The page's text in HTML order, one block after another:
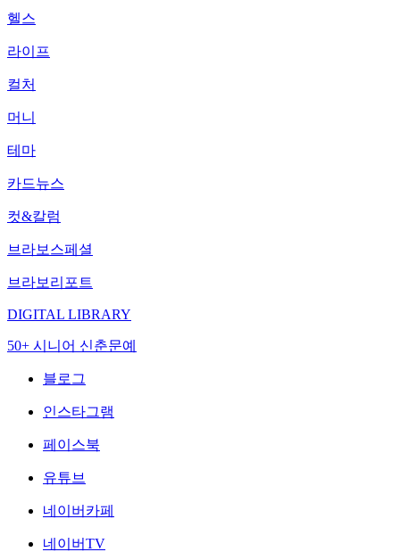
헬스
라이프
컬처
머니
테마
카드뉴스
컷&칼럼
브라보스페셜
브라보리포트
DIGITAL LIBRARY
50+ 시니어 신춘문예
블로그
인스타그램
페이스북
유튜브
네이버카페
네이버TV